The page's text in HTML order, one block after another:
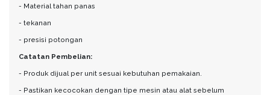
- Material tahan panas
- tekanan
- presisi potongan
Catatan Pembelian:
- Produk dijual per unit sesuai kebutuhan pemakaian.
- Pastikan kecocokan dengan tipe mesin atau alat sebelum